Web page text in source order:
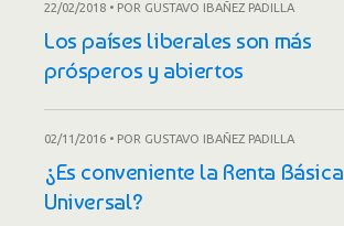
22/02/2018 • POR GUSTAVO IBAÑEZ PADILLA
Los países liberales son más
prósperos y abiertos
02/11/2016 • POR GUSTAVO IBAÑEZ PADILLA
¿Es conveniente la Renta Básica
Universal?